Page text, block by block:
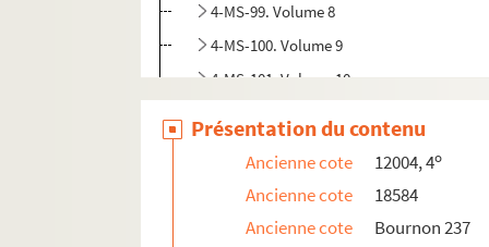
4-MS-99. Volume 8
4-MS-100. Volume 9
4-MS-101. Volume 10
Édouard Fournier. Notes et carnets
Présentation du contenu
Ancienne cote 12004, 4o
Ancienne cote
18584
Ancienne cote
Bournon 237